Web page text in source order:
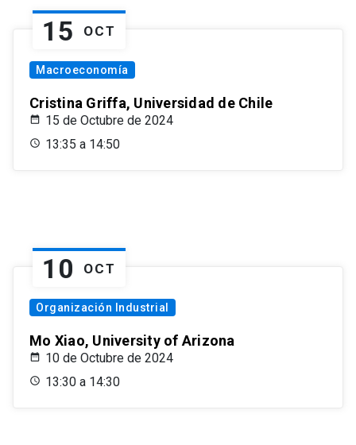
15 OCT
Macroeconomía
Cristina Griffa, Universidad de Chile
15 de Octubre de 2024
13:35 a 14:50
10 OCT
Organización Industrial
Mo Xiao, University of Arizona
10 de Octubre de 2024
13:30 a 14:30